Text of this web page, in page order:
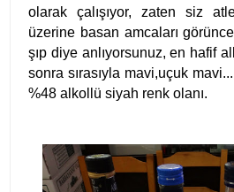
olarak çalışıyor, zaten siz
üzerine basan amcaları görünce
şıp diye anlıyorsunuz, en hafif
sonra sırasıyla mavi,uçuk
%48 alkollü siyah renk olanı.